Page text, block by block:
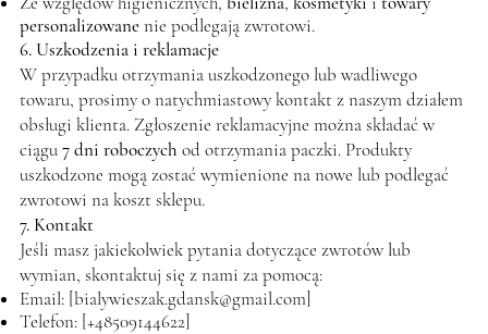
personalizowanenie podlegają zwrotowi.
6. Uszkodzenia i reklamacje
W przypadku otrzymania uszkodzonego lub wadliwego
towaru, prosimy o natychmiastowy kontakt z naszym działem
obsługi klienta. Zgłoszenie reklamacyjne można składać w
ciągu7 dni roboczych od otrzymania paczki. Produkty
uszkodzone mogą zostać wymienione na nowe lub podlegać
zwrotowi na koszt sklepu.
7. Kontakt
Jeśli masz jakiekolwiek pytania dotyczące zwrotów lub
wymian, skontaktuj się z nami za pomocą:
Email: [bialywieszak.gdansk@gmail.com]
Telefon: [+48509144622]